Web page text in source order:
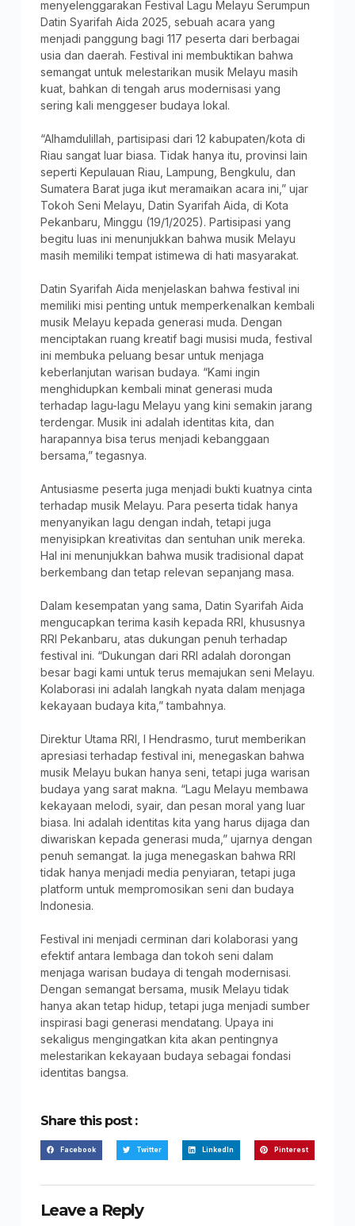
menyelenggarakan Festival Lagu Melayu Serumpun
Datin Syarifah Aida 2025, sebuah acara yang
menjadi panggung bagi 117 peserta dari berbagai
usia dan daerah. Festival ini membuktikan bahwa
semangat untuk melestarikan musik Melayu masih
kuat, bahkan di tengah arus modernisasi yang
sering kali menggeser budaya lokal.
“Alhamdulillah, partisipasi dari 12 kabupaten/kota di
Riau sangat luar biasa. Tidak hanya itu, provinsi lain
seperti Kepulauan Riau, Lampung, Bengkulu, dan
Sumatera Barat juga ikut meramaikan acara ini,” ujar
Tokoh Seni Melayu, Datin Syarifah Aida, di Kota
Pekanbaru, Minggu (19/1/2025). Partisipasi yang
begitu luas ini menunjukkan bahwa musik Melayu
masih memiliki tempat istimewa di hati masyarakat.
Datin Syarifah Aida menjelaskan bahwa festival ini
memiliki misi penting untuk memperkenalkan kembali
musik Melayu kepada generasi muda. Dengan
menciptakan ruang kreatif bagi musisi muda, festival
ini membuka peluang besar untuk menjaga
keberlanjutan warisan budaya. “Kami ingin
menghidupkan kembali minat generasi muda
terhadap lagu-lagu Melayu yang kini semakin jarang
terdengar. Musik ini adalah identitas kita, dan
harapannya bisa terus menjadi kebanggaan
bersama,” tegasnya.
Antusiasme peserta juga menjadi bukti kuatnya cinta
terhadap musik Melayu. Para peserta tidak hanya
menyanyikan lagu dengan indah, tetapi juga
menyisipkan kreativitas dan sentuhan unik mereka.
Hal ini menunjukkan bahwa musik tradisional dapat
berkembang dan tetap relevan sepanjang masa.
Dalam kesempatan yang sama, Datin Syarifah Aida
mengucapkan terima kasih kepada RRI, khususnya
RRI Pekanbaru, atas dukungan penuh terhadap
festival ini. “Dukungan dari RRI adalah dorongan
besar bagi kami untuk terus memajukan seni Melayu.
Kolaborasi ini adalah langkah nyata dalam menjaga
kekayaan budaya kita,” tambahnya.
Direktur Utama RRI, I Hendrasmo, turut memberikan
apresiasi terhadap festival ini, menegaskan bahwa
musik Melayu bukan hanya seni, tetapi juga warisan
budaya yang sarat makna. “Lagu Melayu membawa
kekayaan melodi, syair, dan pesan moral yang luar
biasa. Ini adalah identitas kita yang harus dijaga dan
diwariskan kepada generasi muda,” ujarnya dengan
penuh semangat. Ia juga menegaskan bahwa RRI
tidak hanya menjadi media penyiaran, tetapi juga
platform untuk mempromosikan seni dan budaya
Indonesia.
Festival ini menjadi cerminan dari kolaborasi yang
efektif antara lembaga dan tokoh seni dalam
menjaga warisan budaya di tengah modernisasi.
Dengan semangat bersama, musik Melayu tidak
hanya akan tetap hidup, tetapi juga menjadi sumber
inspirasi bagi generasi mendatang. Upaya ini
sekaligus mengingatkan kita akan pentingnya
melestarikan kekayaan budaya sebagai fondasi
identitas bangsa.
Share this post :
Facebook Twitter LinkedIn Pinterest
Leave a Reply